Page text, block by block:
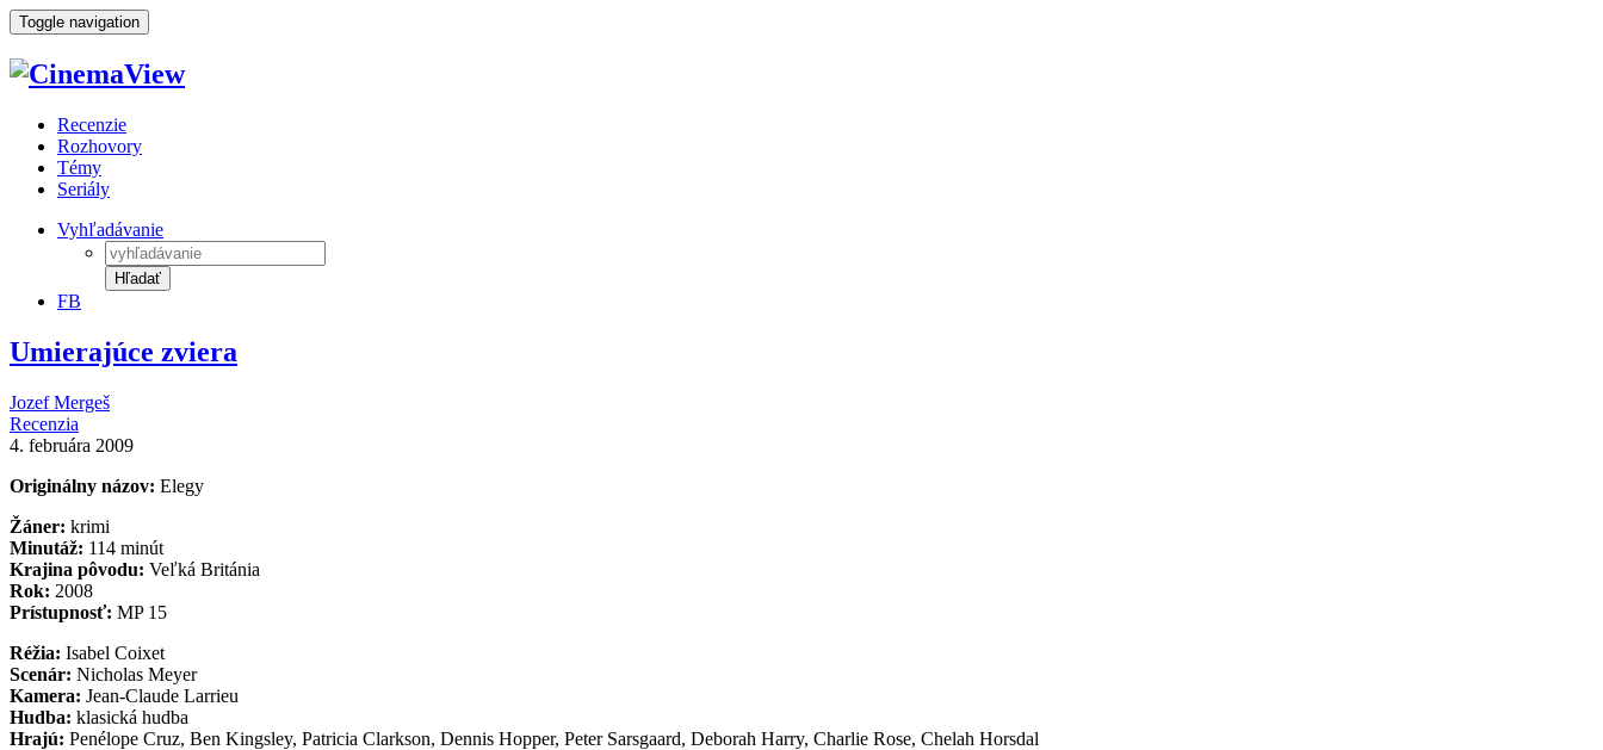
Toggle navigation
Recenzie
Rozhovory
Témy
Seriály
Vyhľadávanie
Hľadať
FB
Umierajúce zviera
Jozef Mergeš
Recenzia
4. februára 2009
Originálny názov: Elegy
Žáner: krimi
Minutáž: 114 minút
Krajina pôvodu: Veľká Británia
Rok: 2008
Prístupnosť: MP 15
Réžia: Isabel Coixet
Scenár: Nicholas Meyer
Kamera: Jean-Claude Larrieu
Hudba: klasická hudba
Hrajú: Penélope Cruz, Ben Kingsley, Patricia Clarkson, Dennis Hopper, Peter Sarsgaard, Deborah Harry, Charlie Rose, Chelah Horsdal